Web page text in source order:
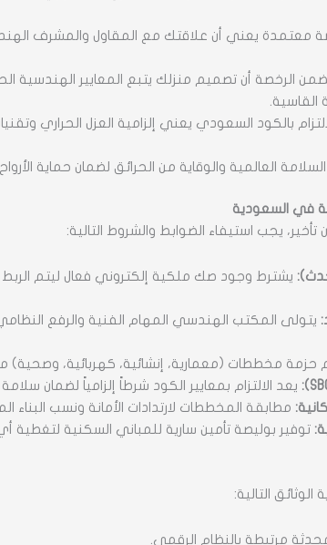
معتمدة يعني أن علاقتك مع المقاول والمشرف
الرخصة أن تصميم منزلك يتبع المعايير الهندسية
القاسية.
بالكود السعودي يعني إلزامية العزل الحراري
العالمية والوقاية من الحرائق لضمان حماية
في السعودية
يجب استيفاء الضوابط والشروط التالية:
يشترط وجود صك ملكية إلكتروني فعال ليتم الربط
يتولى المكتب الهندسي المهام الفنية والرفع
حزمة مخططات (معمارية، إنشائية، كهربائية، وصحية)
يعد الالتزام بمعايير الكود شرطاً إلزامياً لضمان
مطابقة المخططات لارتدادات الأمانة ونسب
توفير بوليصة تأمين سارية للمباني السكنية
التالية:
مرتبطة بالنظام الرقمي.